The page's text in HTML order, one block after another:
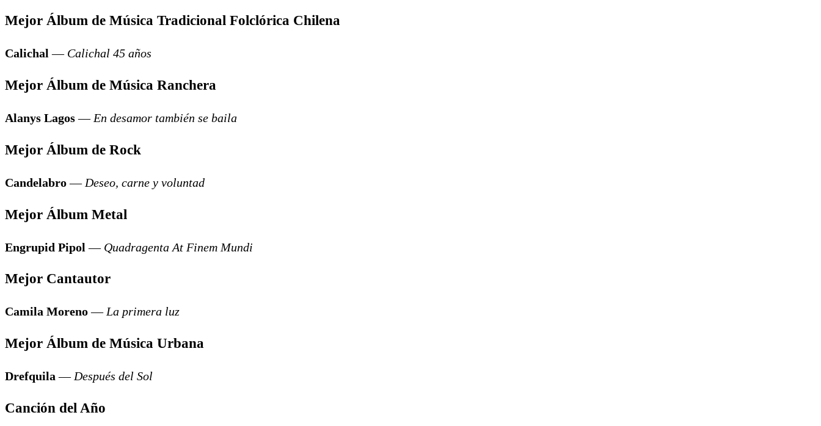
Mejor Álbum de Música Tradicional Folclórica Chilena
Calichal — Calichal 45 años
Mejor Álbum de Música Ranchera
Alanys Lagos— En desamor también se baila
Mejor Álbum de Rock
Candelabro— Deseo, carne y voluntad
Mejor Álbum Metal
Engrupid Pipol — Quadragenta At Finem Mundi
Mejor Cantautor
Camila Moreno— La primera luz
Mejor Álbum de Música Urbana
Drefquila — Después del Sol
Canción del Año